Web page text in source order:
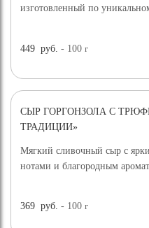
изготовленный по
449 руб. - 100г
СЫР ГОРГОНЗОЛА С
ТРАДИЦИИ»
Мягкий сливочный сыр с
нотами и благородным
369 руб. - 100г